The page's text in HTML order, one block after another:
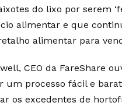
do lixo por serem
alimentar e que
alimentar para
CEO da FareShare
um processo fácil e
os excedentes de